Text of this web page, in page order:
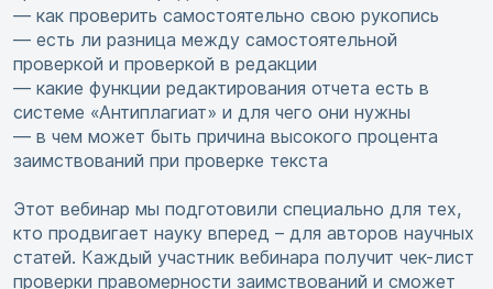
— как проверить самостоятельно свою рукопись
— есть ли разница между самостоятельной
проверкой и проверкой в редакции
— какие функции редактирования отчета есть в
системе «Антиплагиат» и для чего они нужны
— в чем может быть причина высокого процента
заимствований при проверке текста
Этот вебинар мы подготовили специально для тех,
кто продвигает науку вперед – для авторов научных
статей. Каждый участник вебинара получит чек-лист
проверки правомерности заимствований и сможет